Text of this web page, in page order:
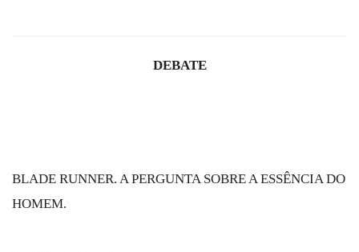
DEBATE
BLADE RUNNER. A PERGUNTA SOBRE A ESSÊNCIA DO
HOMEM.